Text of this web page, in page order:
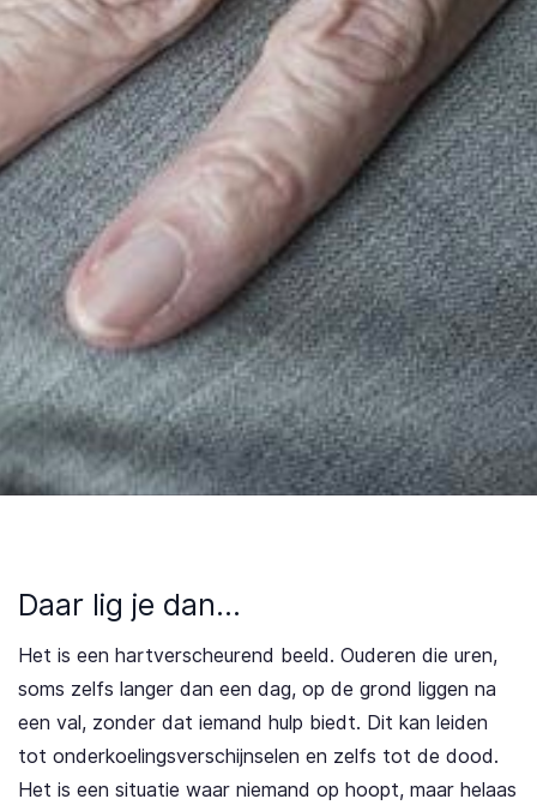
Daar lig je dan…
Het is een hartverscheurend beeld. Ouderen die uren,
soms zelfs langer dan een dag, op de grond liggen na
een val, zonder dat iemand hulp biedt. Dit kan leiden
tot onderkoelingsverschijnselen en zelfs tot de dood.
Het is een situatie waar niemand op hoopt, maar helaas